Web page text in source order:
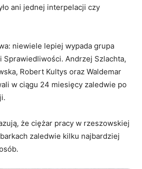
ani jednej interpelacji czy
niewiele lepiej wypada grupa
Sprawiedliwości. Andrzej Szlachta,
Robert Kultys oraz Waldemar
w ciągu 24 miesięcy zaledwie po
że ciężar pracy w rzeszowskiej
zaledwie kilku najbardziej